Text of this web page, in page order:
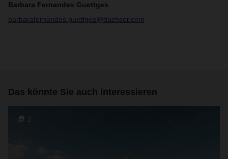
Barbara Fernandes Guettges
barbarafernandes.guettges@dachser.com
Das könnte Sie auch interessieren
2